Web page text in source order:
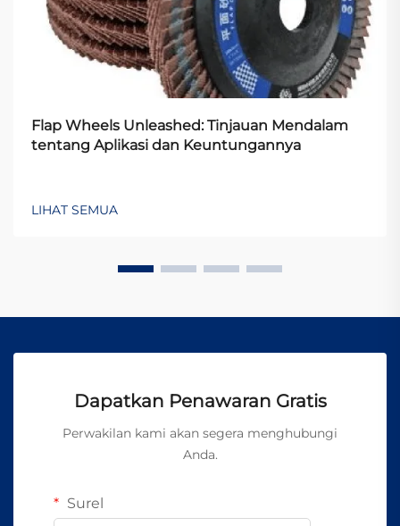
Flap Wheels Unleashed: Tinjauan Mendalam
tentang Aplikasi dan Keuntungannya
LIHAT SEMUA
Dapatkan Penawaran Gratis
Perwakilan kami akan segera menghubungi
Anda.
Surel